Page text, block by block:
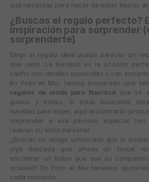
que necesitas para hacer de estas fiestas
¿Buscas el regalo perfecto?
inspiración para sorprender
sorprenderte)
Elegir el regalo ideal puede parecer un
qué serlo. La Navidad es la ocasión
cariño con detalles especiales y con encanto.
En Polín et Moi, hemos preparado una
regalos de moda para Navidad que se
gustos y estilos. Si estás buscando
Navidad para mujer, aquí encontrarás
sorprender a esa persona especial con
realcen su estilo personal.
¿Buscas un abrigo sofisticado que la
joya delicada que añada un toque
encontrar un bolso que sea su
ocasión? En Polín et Moi tenemos
cada momento.